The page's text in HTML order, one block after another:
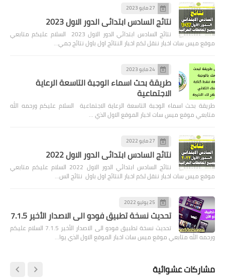
27 مايو 2023
نتائج السادس ابتدائي الدور الاول 2023
نتائج السادس ابتدائي الدور الاول 2023 السلام عليكم متابعي
موقع ميس سات اخبار ننقل لكم اخبار النتائج اول باول نتائج جمي…
24 مايو 2023
طريقة بحث اسماء الوجبة التاسعة الرعاية
الاجتماعية
طريقة بحث اسماء الوجبة التاسعة الرعاية الاجتماعية السلام عليكم ورحمه الله
متابعي موقع ميس سات اخبار الموقع الاول الذي …
27 مايو 2022
نتائج السادس ابتدائي الدور الاول 2022
نتائج السادس ابتدائي الدور الاول 2022 السلام عليكم متابعي
موقع ميس سات اخبار ننقل لكم اخبار النتائج اول باول نتائج الس…
25 يوليو 2022
تحديث نسخة تطبيق فودو الى الاصدار الأخير 7.1.5
تحديث نسخة تطبيق فودو الى الاصدار الأخير 7.1.5 السلام عليكم
ورحمه الله متابعي موقع ميس سات اخبار الموقع الاول الذي يوا…
مشاركات عشوائية